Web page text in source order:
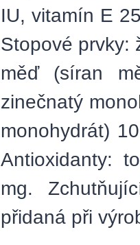
IU, vitamín E
Stopové prvky:
měď (síran
zinečnatý
monohydrát)
Antioxidanty:
mg.
přidaná při